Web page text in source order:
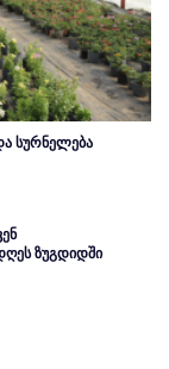
სურნელება
ზუგდიდში